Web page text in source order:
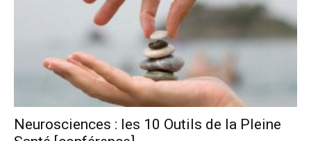
Neurosciences : les 10 Outils de la Pleine